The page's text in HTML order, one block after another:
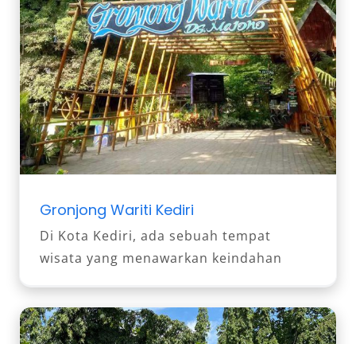
Gronjong Wariti Kediri
Di Kota Kediri, ada sebuah tempat
wisata yang menawarkan keindahan